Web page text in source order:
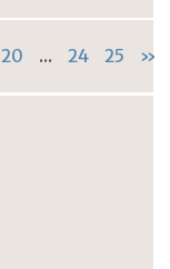
20 ... 24 25 »